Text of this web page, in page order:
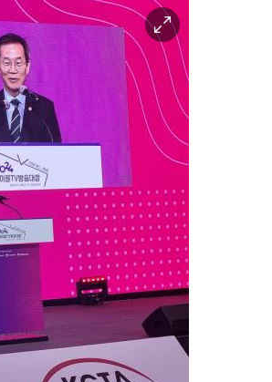
이
미
지
확
대